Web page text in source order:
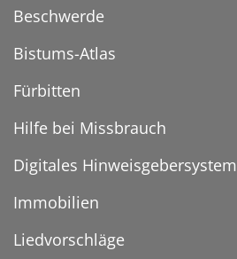
Beschwerde
Bistums-Atlas
Fürbitten
Hilfe bei Missbrauch
Digitales Hinweisgebersystem
Immobilien
Liedvorschläge